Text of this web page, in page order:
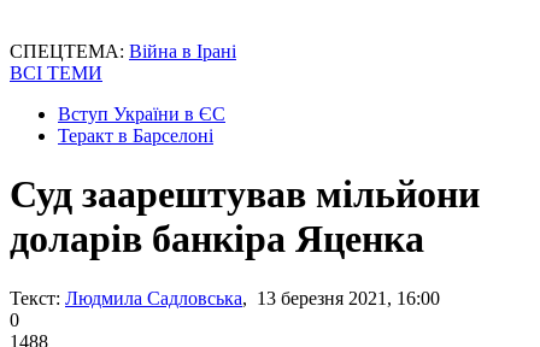
СПЕЦТЕМА: Війна в Ірані
ВСІ ТЕМИ
Вступ України в ЄС
Теракт в Барселоні
Суд заарештував мільйони
доларів банкіра Яценка
Текст: Людмила Садловська, 13 березня 2021, 16:00
0
1488